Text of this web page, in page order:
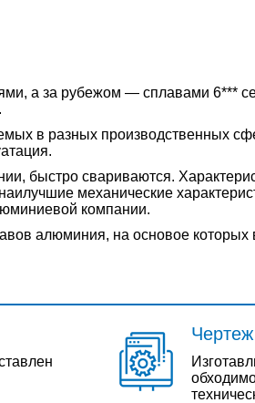
а за рубежом — сплавами 6***
в разных производственных
быстро свариваются.
механические
компании.
алюминия, на основое